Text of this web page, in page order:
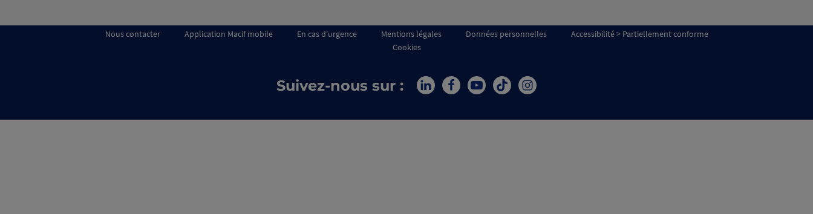
Nous contacter Application Macif mobile En cas d'urgence Mentions légales Données personnelles
Accessibilité > Partiellement conforme
Cookies
Suivez-nous sur :